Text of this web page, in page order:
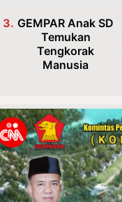
GEMPAR Anak SD
Temukan
Tengkorak
Manusia
Usai Diteror,
Ketua TRINUSA
Resmi Laporkan
Ancaman ke
Polresta
Pasuruan